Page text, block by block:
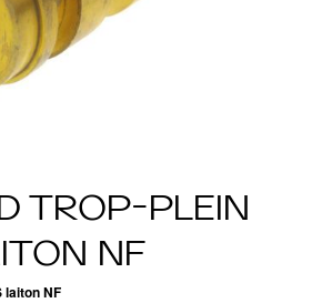
TROP-PLEIN
NF
laiton NF